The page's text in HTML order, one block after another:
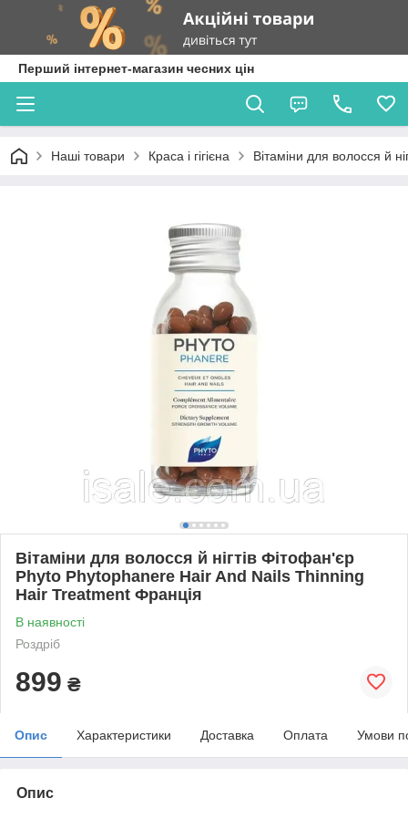
Перший інтернет-магазин чесних цін
Наші товари Краса і гігієна Вітаміни для волосся й
Вітаміни для волосся й нігтів Фітофан'єр
Phyto Phytophanere Hair And Nails Thinning
Hair Treatment Франція
В наявності
Роздріб
899 ₴
Опис Характеристики Доставка Оплата Умови
Опис